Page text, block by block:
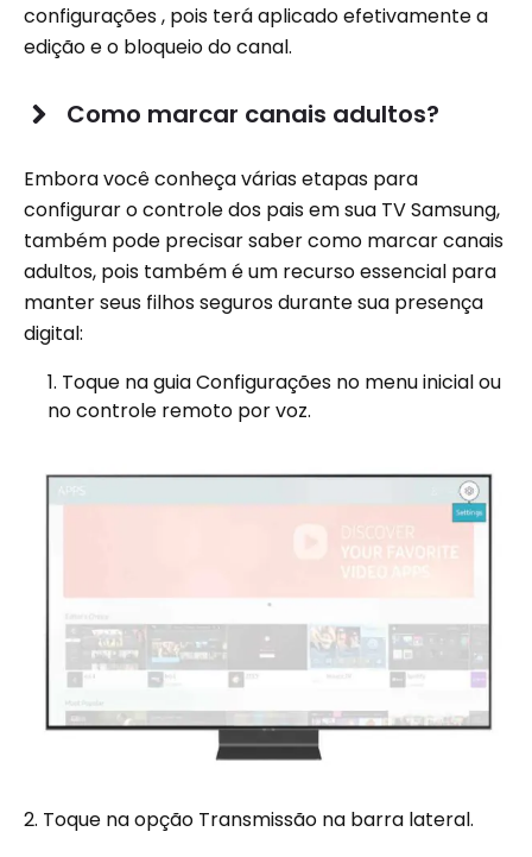
configurações , pois terá aplicado efetivamente a
edição e o bloqueio do canal.
Como marcar canais adultos?
Embora você conheça várias etapas para
configurar o controle dos pais em sua TV Samsung,
também pode precisar saber como marcar canais
adultos, pois também é um recurso essencial para
manter seus filhos seguros durante sua presença
digital:
Toque na guia Configurações no menu inicial ou
no controle remoto por voz.
2. Toque na opção Transmissão na barra lateral.